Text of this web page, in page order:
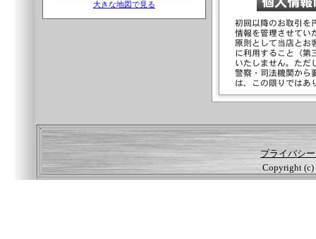
大きな地図で見る
プライバシ
Copyright (c)